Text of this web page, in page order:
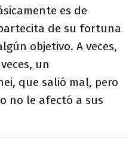
es de
de su fortuna
objetivo. A veces,
un
que salió mal, pero
no le afectó a sus